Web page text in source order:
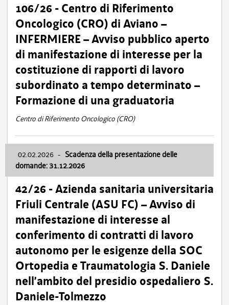
106/26 - Centro di Riferimento
Oncologico (CRO) di Aviano –
INFERMIERE – Avviso pubblico aperto
di manifestazione di interesse per la
costituzione di rapporti di lavoro
subordinato a tempo determinato –
Formazione di una graduatoria
Centro di Riferimento Oncologico (CRO)
02.02.2026 - Scadenza della presentazione delle
domande: 31.12.2026
42/26 - Azienda sanitaria universitaria
Friuli Centrale (ASU FC) – Avviso di
manifestazione di interesse al
conferimento di contratti di lavoro
autonomo per le esigenze della SOC
Ortopedia e Traumatologia S. Daniele
nell’ambito del presidio ospedaliero S.
Daniele-Tolmezzo